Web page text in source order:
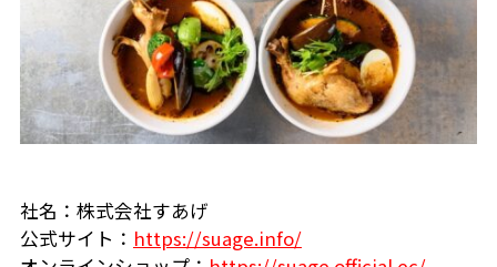
社名：株式会社すあげ
公式サイト： https://suage.info/